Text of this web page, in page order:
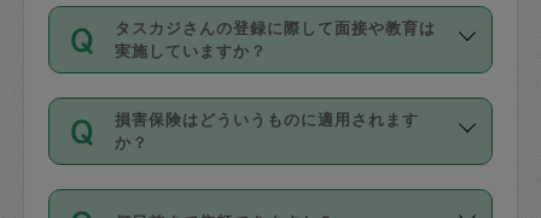
動計算で表示されます。
開始時間を２時間前後変更することが可
能です。依頼送信後、個別にタスカジさ
んにメッセージを送り調整してくださ
い。ただし、２時間を越えての調整はで
する前にタスカジさんのプロフィールで
確認してください。
基本的に、高所での作業や危険作業、屋
外での作業は対象外です。
主婦として長年の家事経験をお持ちの
方、栄養士・調理師といった資格者で保
育園や学校の給食やレストランで料理関
係の専門職に従事されていた方、日本で
すでにハウスキーパーや英語の先生とし
てお仕事をしているフィリピン出身の
タスカジさんの登録に際して面接や教育は
実施していますか？
応募の際に、各自事務局との面接と説明
を行っています。その後、身分証明書の
写真提出をしていただいています。外国
損害保険はどういうものに適用されます
か？
依頼者とタスカジさんとの間でタスカジ